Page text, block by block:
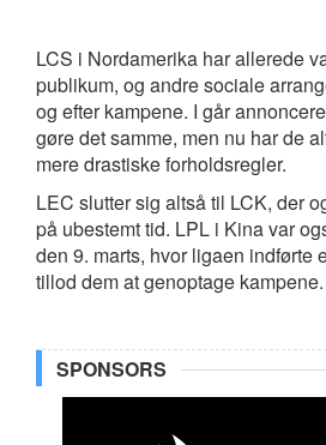
LCS i Nordamerika har allerede
publikum, og andre sociale
og efter kampene. I går
gøre det samme, men nu har de
mere drastiske forholdsregler.
LEC slutter sig altså til LCK, der
på ubestemt tid. LPL i Kina var
den 9. marts, hvor ligaen indførte
tillod dem at genoptage kampene.
SPONSORS